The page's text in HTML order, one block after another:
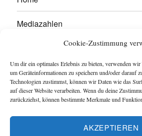
Cookie-Zustimmung
Um dir ein optimales Erlebnis zu bieten, verwenden
um Geräteinformationen zu speichern und/oder darauf
Technologien zustimmst, können wir Daten wie das
auf dieser Website verarbeiten. Wenn du deine
zurückziehst, können bestimmte Merkmale und
AKZEPTIEREN
Mediazahlen
Werben Sie hier!
Kontakt
Impressum